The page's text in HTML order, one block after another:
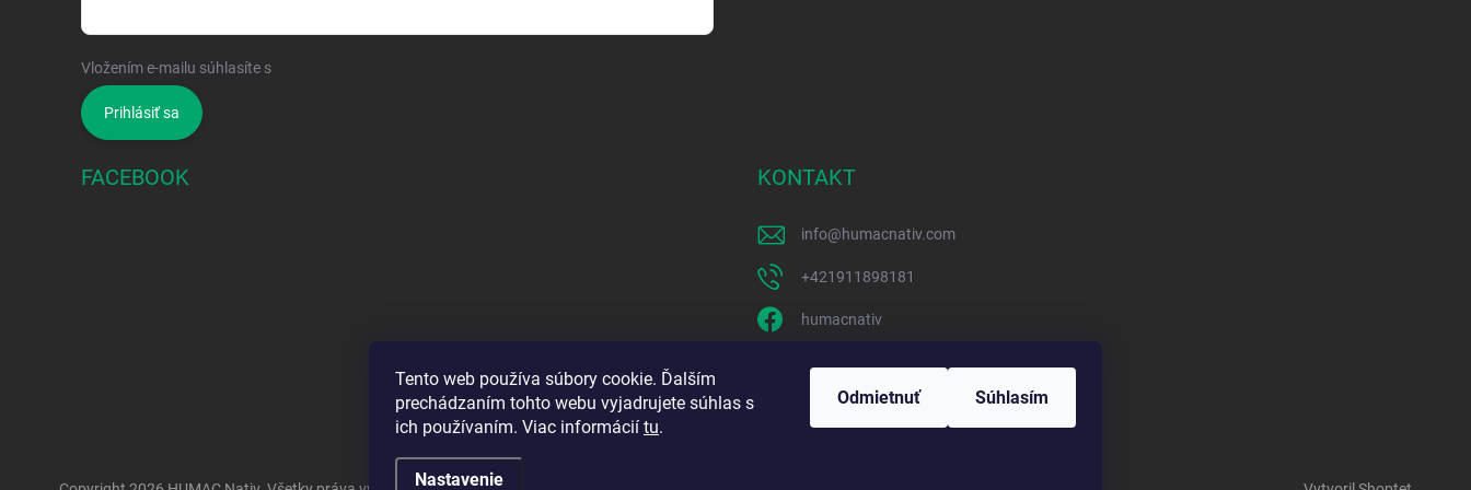
Tento web používa súbory cookie. Ďalším
prechádzaním tohto webu vyjadrujete súhlas s
ich používaním. Viac informácií tu.
Nastavenie
Odmietnuť Súhlasím
Vložením e-mailu súhlasíte s
Prihlásiť sa
FACEBOOK KONTAKT
info@humacnativ.com
+421911898181
humacnativ
https://www.youtube.com/@HUMACNativ